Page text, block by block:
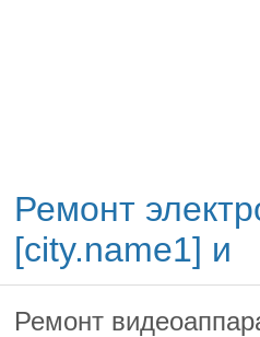
Ремонт
[city.name1] и
Ремонт